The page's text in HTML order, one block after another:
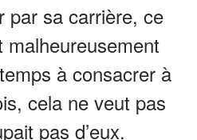
par sa carrière, ce
malheureusement
à consacrer à
cela ne veut pas
pas d’eux.